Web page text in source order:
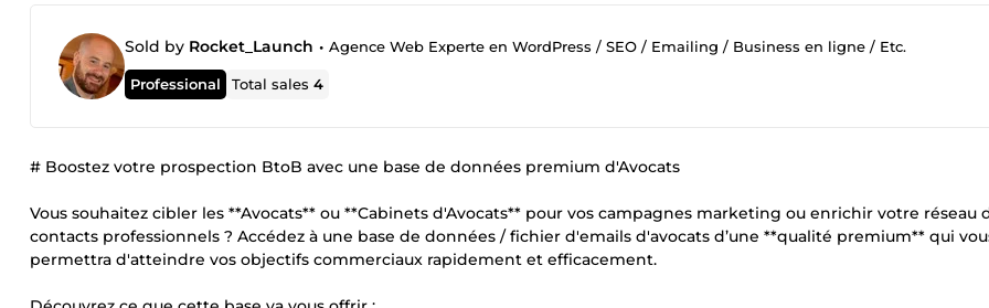
Sold by Rocket_Launch • Agence Web Experte en WordPress / SEO / Emailing / Business en ligne / Etc.
Professional Total sales4
# Boostez votre prospection BtoB avec une base de données premium d'Avocats
Vous souhaitez cibler les **Avocats** ou **Cabinets d'Avocats** pour vos campagnes marketing ou enrichir votre réseau
contacts professionnels ? Accédez à une base de données / fichier d'emails d'avocats d’une **qualité premium** qui
permettra d'atteindre vos objectifs commerciaux rapidement et efficacement.